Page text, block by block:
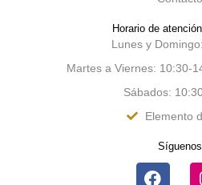
Horario de
Lunes y
Martes a Viernes: 10:30-
Sábados:
Elemento
Síguenos